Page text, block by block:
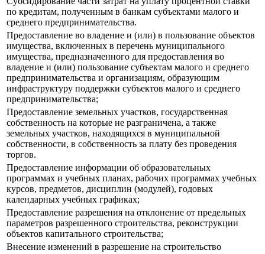
по кредитам, полученным в банкам субъектами малого и
среднего предпринимательства.
Предоставление во владение и (или) в пользование объектов
имущества, включенных в перечень муниципального
имущества, предназначенного для предоставления во
владение и (или) пользование субъектам малого и среднего
предпринимательства и организациям, образующим
инфраструктуру поддержки субъектов малого и среднего
предпринимательства;
Предоставление земельных участков, государственная
собственность на которые не разграничена, а также
земельных участков, находящихся в муниципальной
собственности, в собственность за плату без проведения
торгов.
Предоставление информации об образовательных
программах и учебных планах, рабочих программах учебных
курсов, предметов, дисциплин (модулей), годовых
календарных учебных графиках;
Предоставление разрешения на отклонение от предельных
параметров разрешенного строительства, реконструкции
объектов капитального строительства;
Внесение изменений в разрешение на строительство